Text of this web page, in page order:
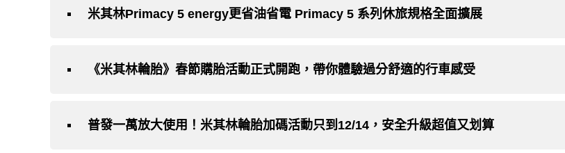
米其林Primacy 5 energy更省油省電 Primacy 5 系列休旅規格全面擴展
《米其林輪胎》春節購胎活動正式開跑，帶你體驗過分舒適的行車感受
普發一萬放大使用！米其林輪胎加碼活動只到12/14，安全升級超值又划算